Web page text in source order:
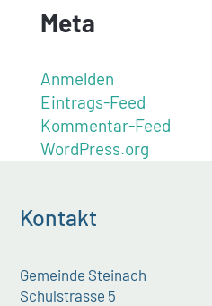
Meta
Anmelden
Eintrags-Feed
Kommentar-Feed
WordPress.org
Kontakt
Gemeinde Steinach
Schulstrasse 5